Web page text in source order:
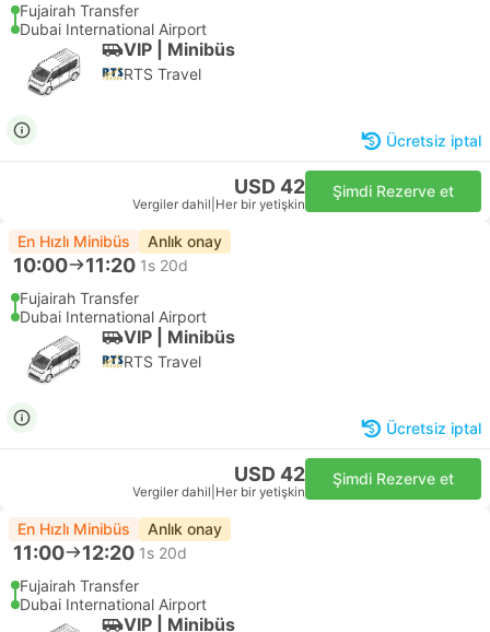
Fujairah Transfer
Dubai International Airport
VIP | Minibüs
RTS Travel
Ücretsiz iptal
USD 42
Vergiler dahil Her bir yetişkin
Şimdi Rezerve et
En Hızlı Minibüs Anlık onay
10:00 11:20 1s 20d
Fujairah Transfer
Dubai International Airport
VIP | Minibüs
RTS Travel
Ücretsiz iptal
USD 42
Vergiler dahil Her bir yetişkin
Şimdi Rezerve et
En Hızlı Minibüs Anlık onay
11:00 12:20 1s 20d
Fujairah Transfer
Dubai International Airport
VIP | Minibüs